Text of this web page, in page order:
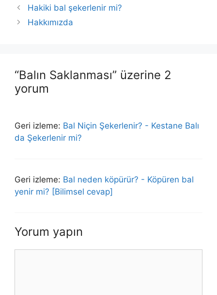
Yazı
dolaşımı
Hakiki bal şekerlenir mi?
Hakkımızda
“Balın Saklanması” üzerine 2
yorum
Geri izleme: Bal Niçin Şekerlenir? - Kestane Balı
da Şekerlenir mi?
Geri izleme: Bal neden köpürür? - Köpüren bal
yenir mi? [Bilimsel cevap]
Yorum yapın